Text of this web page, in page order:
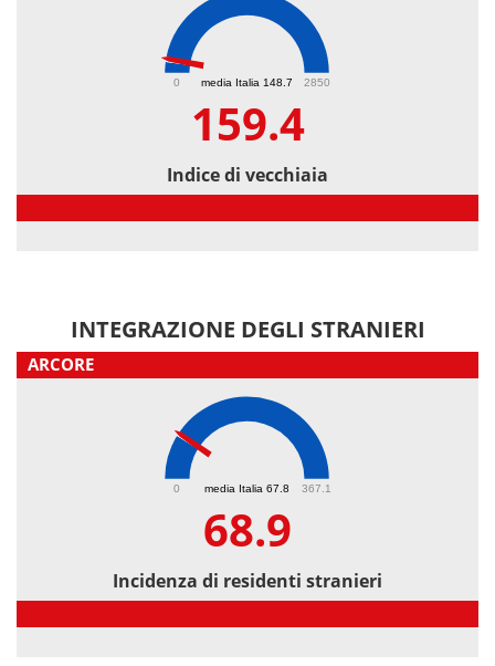
media Italia 148.7
0 2850
159.4
Indice di vecchiaia
INTEGRAZIONE DEGLI STRANIERI
ARCORE
media Italia 67.8
0 367.1
68.9
Incidenza di residenti stranieri